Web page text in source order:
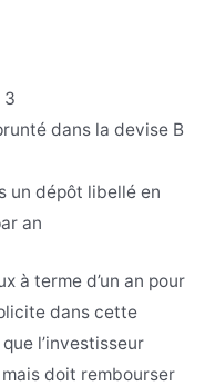
3
dans la devise B
un dépôt libellé en
an
à terme d’un an pour
dans cette
l’investisseur
doit rembourser